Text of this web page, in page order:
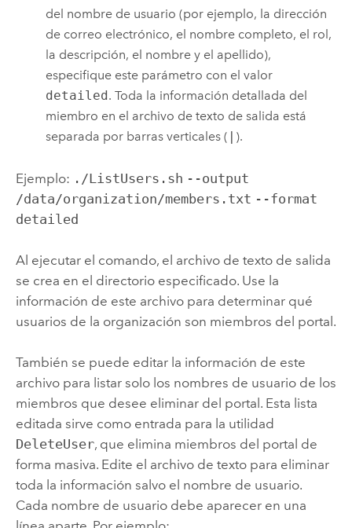
del nombre de usuario (por ejemplo, la dirección
de correo electrónico, el nombre completo, el rol,
la descripción, el nombre y el apellido),
especifique este parámetro con el valor
detailed . Toda la información detallada del
miembro en el archivo de texto de salida está
separada por barras verticales (
).
Ejemplo: ./ListUsers.sh --output
/data/organization/members.txt --format
detailed
Al ejecutar el comando, el archivo de texto de salida
se crea en el directorio especificado. Use la
información de este archivo para determinar qué
usuarios de la organización son miembros del portal.
También se puede editar la información de este
archivo para listar solo los nombres de usuario de los
miembros que desee eliminar del portal. Esta lista
editada sirve como entrada para la utilidad
DeleteUser, que elimina miembros del portal de
forma masiva. Edite el archivo de texto para eliminar
toda la información salvo el nombre de usuario.
Cada nombre de usuario debe aparecer en una